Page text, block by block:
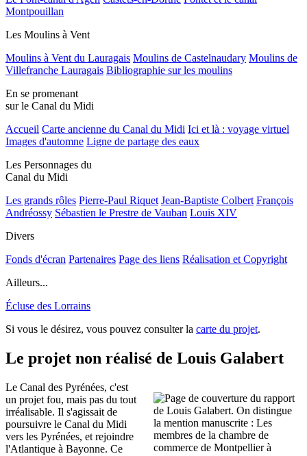
Montpouillan
Les Moulins à Vent
Moulins à Vent du Lauragais Moulins de Castelnaudary Moulins de
Villefranche Lauragais Bibliographie sur les moulins
En se promenant
sur le Canal du Midi
Accueil Carte ancienne du Canal du Midi Ici et là : voyage virtuel
Images d'automne Ligne de partage des eaux
Les Personnages du
Canal du Midi
Les grands rôles Pierre-Paul Riquet Jean-Baptiste Colbert François
Andréossy Sébastien le Prestre de Vauban Louis XIV
Divers
Fonds d'écran Partenaires Page des liens Réalisation et Copyright
Ailleurs...
Écluse des Lorrains
Si vous le désirez, vous pouvez consulter la carte du projet.
Le projet non réalisé de Louis Galabert
Le Canal des Pyrénées, c'est
un projet fou, mais pas du tout
irréalisable. Il s'agissait de
poursuivre le Canal du Midi
vers les Pyrénées, et rejoindre
l'Atlantique à Bayonne. Ce